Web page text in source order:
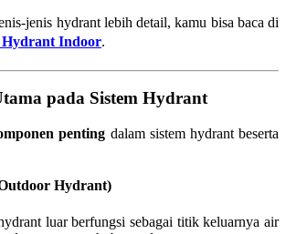
jenis hydrant lebih detail, kamu bisa baca di
Hydrant Indoor.
pada Sistem Hydrant
penting dalam sistem hydrant beserta
Hydrant)
luar berfungsi sebagai titik keluarnya air